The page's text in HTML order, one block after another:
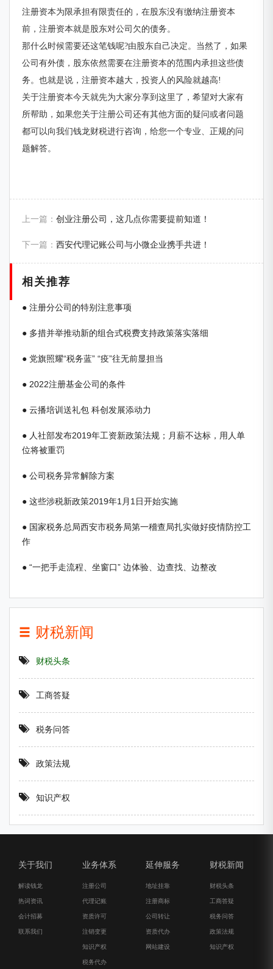
注册资本为限承担有限责任的，在股东没有缴纳注册资本
前，注册资本就是股东对公司欠的债务。
那什么时候需要还这笔钱呢?由股东自己决定。当然了，如果
公司有外债，股东依然需要在注册资本的范围内承担这些债
务。也就是说，注册资本越大，投资人的风险就越高!
关于注册资本今天就先为大家分享到这里了，希望对大家有
所帮助，如果您关于注册公司还有其他方面的疑问或者问题
都可以向我们钱龙财税进行咨询，给您一个专业、正规的问
题解答。
上一篇： 创业注册公司，这几点你需要提前知道！
下一篇： 西安代理记账公司与小微企业携手共进！
相关推荐
● 注册分公司的特别注意事项
● 多措并举推动新的组合式税费支持政策落实落细
● 党旗照耀“税务蓝” “疫”往无前显担当
● 2022注册基金公司的条件
● 云播培训送礼包 科创发展添动力
● 人社部发布2019年工资新政策法规；月薪不达标，用人单
位将被重罚
● 公司税务异常解除方案
● 这些涉税新政策2019年1月1日开始实施
● 国家税务总局西安市税务局第一稽查局扎实做好疫情防控工
作
● “一把手走流程、坐窗口” 边体验、边查找、边整改
财税新闻
财税头条
工商答疑
税务问答
政策法规
知识产权
关于我们
解读钱龙
热词资讯
会计招募
联系我们
业务体系
注册公司
代理记账
资质许可
注销变更
知识产权
税务代办
延伸服务
地址挂靠
注册商标
公司转让
资质代办
网站建设
财税新闻
财税头条
工商答疑
税务问答
政策法规
知识产权